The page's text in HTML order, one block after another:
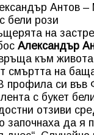
Антов –
бели рози
на
Александър
към
смъртта на
профила си във
с букет
отзиви
започнаха да я